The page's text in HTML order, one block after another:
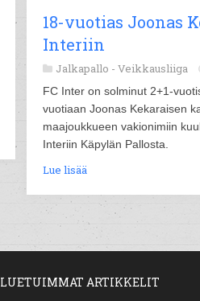
18-vuotias Joonas
Interiin
Jalkapallo - Veikkausliiga
FC Inter on solminut 2+1-
vuotiaan Joonas Kekaraisen
maajoukkueen vakionimiin
Interiin Käpylän Pallosta.
Lue lisää
LUETUIMMAT ARTIKKELIT